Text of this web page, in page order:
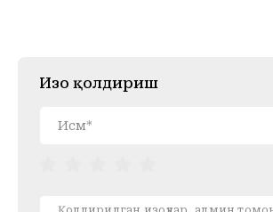
Изоҳ қолдириш